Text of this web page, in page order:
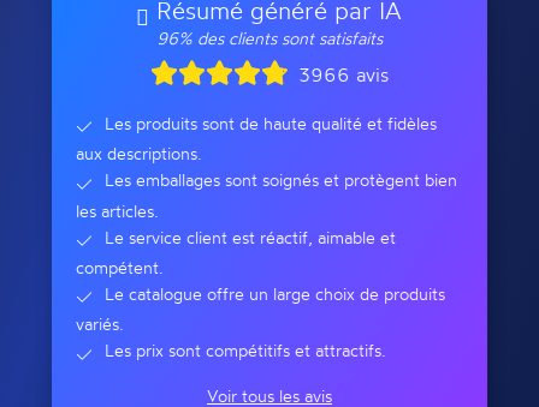
Résumé généré par IA
96% des clients sont satisfaits
3966 avis
Les produits sont de haute qualité et fidèles
aux descriptions.
Les emballages sont soignés et protègent bien
les articles.
Le service client est réactif, aimable et
compétent.
Le catalogue offre un large choix de produits
variés.
Les prix sont compétitifs et attractifs.
Voir tous les avis